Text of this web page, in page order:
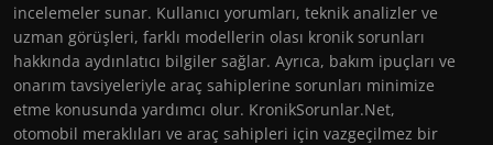
incelemeler sunar. Kullanıcı yorumları, teknik analizler ve
uzman görüşleri, farklı modellerin olası kronik sorunları
hakkında aydınlatıcı bilgiler sağlar. Ayrıca, bakım ipuçları ve
onarım tavsiyeleriyle araç sahiplerine sorunları minimize
etme konusunda yardımcı olur. KronikSorunlar.Net,
otomobil meraklıları ve araç sahipleri için vazgeçilmez bir